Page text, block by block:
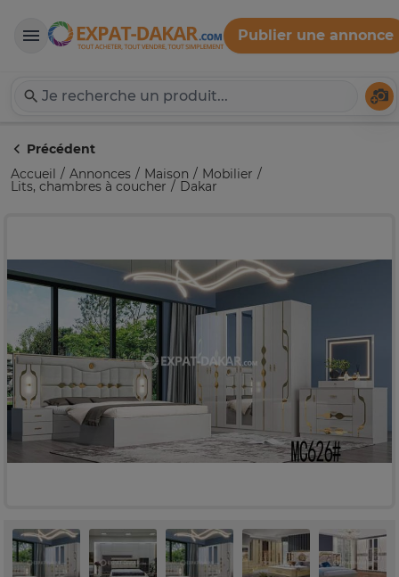
Expat-Dakar
Publier une annonce
Précédent
Accueil
Annonces Maison Mobilier
Lits, chambres à coucher Dakar